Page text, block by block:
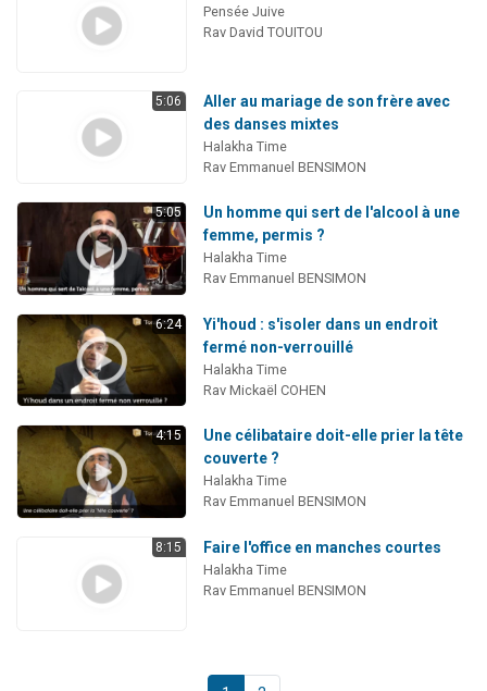
Pensée Juive
Rav David TOUITOU
5:06
Aller au mariage de son frère avec
des danses mixtes
Halakha Time
Rav Emmanuel BENSIMON
5:05
Un homme qui sert de l'alcool à une
femme, permis ?
Halakha Time
Rav Emmanuel BENSIMON
6:24
Yi'houd : s'isoler dans un endroit
fermé non-verrouillé
Halakha Time
Rav Mickaël COHEN
4:15
Une célibataire doit-elle prier la tête
couverte ?
Halakha Time
Rav Emmanuel BENSIMON
8:15 Faire l'office en manches courtes
Halakha Time
Rav Emmanuel BENSIMON